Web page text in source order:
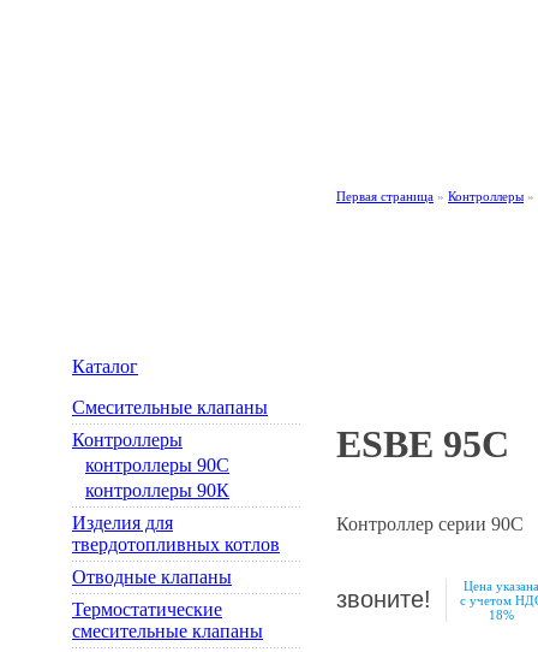
Первая страница » Контроллеры »
Каталог
Смесительные клапаны
Контроллеры
контроллеры 90C
контроллеры 90К
Изделия для
твердотопливных котлов
Отводные клапаны
Термостатические
смесительные клапаны
ESBE 95С
Контроллер серии 90С
звоните!
Цена указана
с учетом
18%